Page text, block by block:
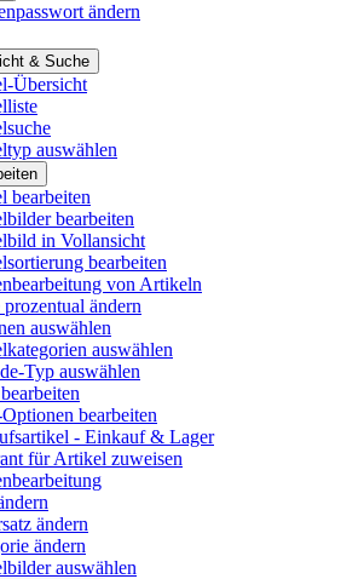
ändern
& Suche
Übersicht
auswählen
bearbeiten
bearbeiten
in Vollansicht
bearbeiten
von Artikeln
prozentual ändern
auswählen
auswählen
Typ auswählen
bearbeiten
- Einkauf & Lager
für Artikel zuweisen
ändern
ändern
auswählen